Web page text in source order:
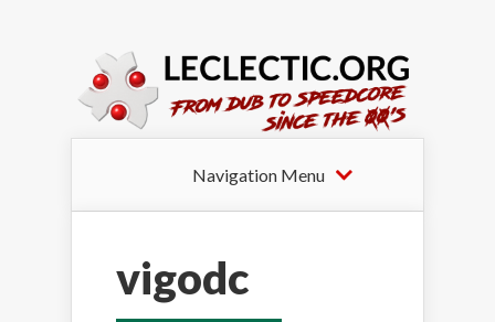
Navigation Menu
vigodc